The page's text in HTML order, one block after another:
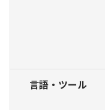
言語・ツール